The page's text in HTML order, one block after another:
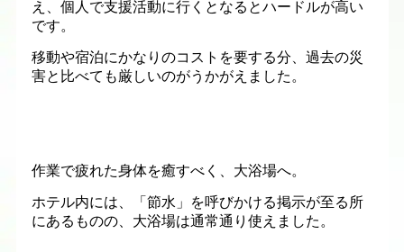
え、個人で支援活動に行くとなるとハードルが高い
です。
移動や宿泊にかなりのコストを要する分、過去の災
害と比べても厳しいのがうかがえました。
作業で疲れた身体を癒すべく、大浴場へ。
ホテル内には、「節水」を呼びかける掲示が至る所
にあるものの、大浴場は通常通り使えました。